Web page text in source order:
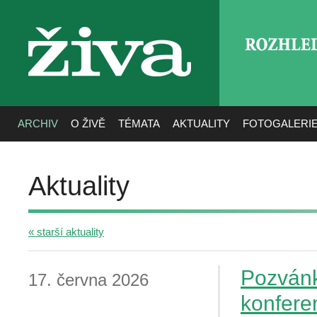
živa
ARCHIV O ŽIVĚ TÉMATA AKTUALITY
Aktuality
« starší aktuality
17. června 2026